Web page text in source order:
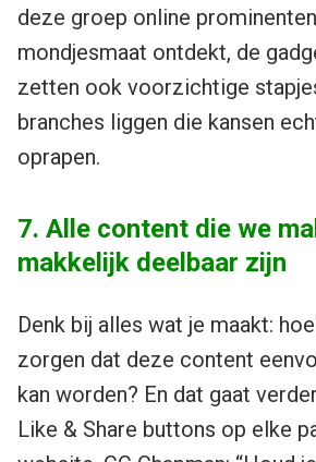
deze groep online
mondjesmaat ontdekt, de
zetten ook voorzichtige
branches liggen die kansen
oprapen.
7. Alle content die we
makkelijk deelbaar zijn
Denk bij alles wat je maakt:
zorgen dat deze content
kan worden? En dat gaat
Like & Share buttons op elke